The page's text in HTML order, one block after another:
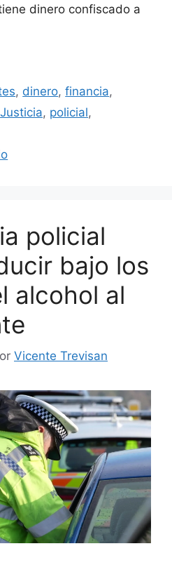
dinero confiscado a
, dinero,financia,
Justicia, policial,
policial
bajo los
alcohol al
Vicente Trevisan